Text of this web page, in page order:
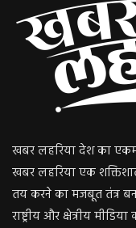
खबर लहरिया देश का
खबर लहरिया एक
तय करने का मजबूत तंत्र
राष्ट्रीय और क्षेत्रीय